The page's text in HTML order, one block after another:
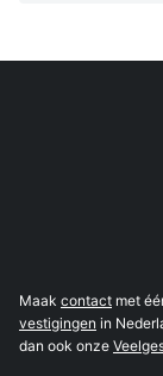
Maak contact met
vestigingen in
dan ook onze